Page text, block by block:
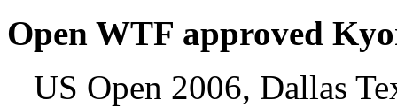
Open WTF approved
US Open 2006, Dallas